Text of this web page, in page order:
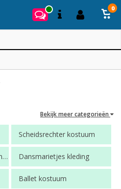
0
Bekijk meer categorieën
Scheidsrechter kostuum
American football kostuum Dansmarietjes kleding
Ballet kostuum